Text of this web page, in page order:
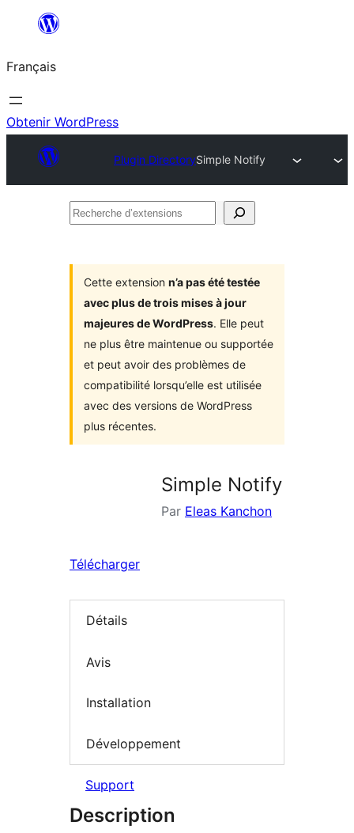
contenu
Français
Obtenir WordPress
Plugin DirectorySimple Notify
Recherche
Cette extension n’a pas été testée
avec plus de trois mises à jour
majeures de WordPress. Elle peut
ne plus être maintenue ou supportée
et peut avoir des problèmes de
compatibilité lorsqu’elle est utilisée
avec des versions de WordPress
plus récentes.
Simple Notify
Par Eleas Kanchon
Télécharger
Détails
Avis
Installation
Développement
Support
Description